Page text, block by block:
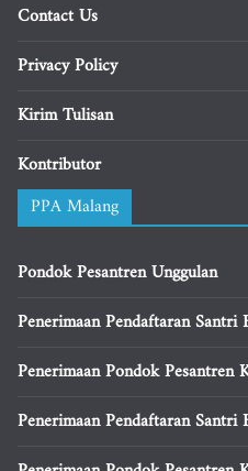
Contact Us
Privacy Policy
Kirim Tulisan
Kontributor
PPA Malang
Pondok Pesantren Unggulan
Penerimaan Pendaftaran
Penerimaan Pondok Pesantren
Penerimaan Pendaftaran